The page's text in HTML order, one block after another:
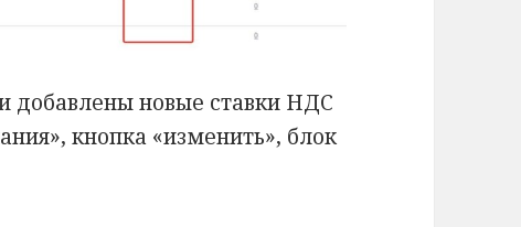
добавлены новые ставки НДС
кнопка «изменить», блок